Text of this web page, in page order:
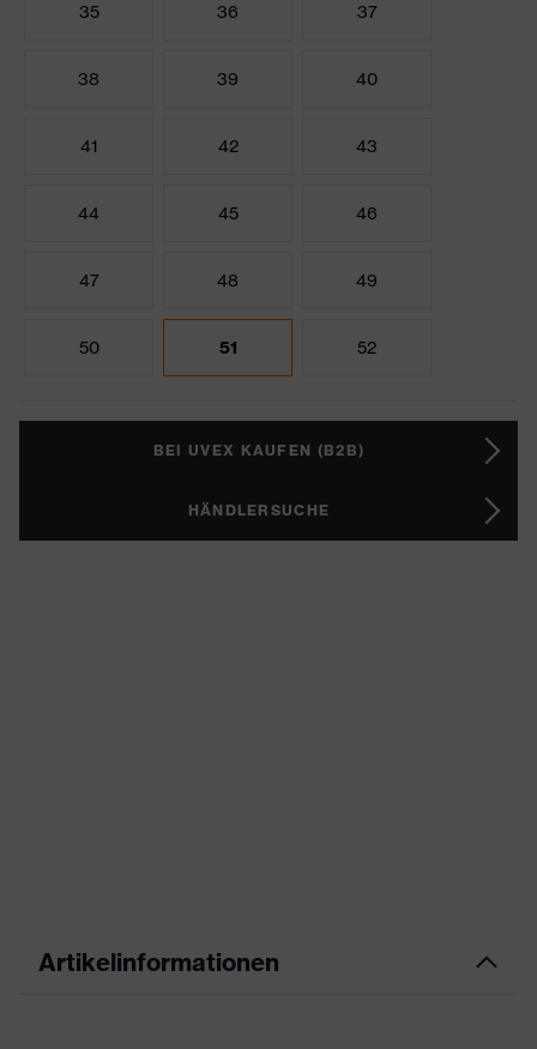
35 36 37
38 39 40
41 42 43
44 45 46
47 48 49
50 51 52
BEI UVEX KAUFEN (B2B)
HÄNDLERSUCHE
Artikelinformationen